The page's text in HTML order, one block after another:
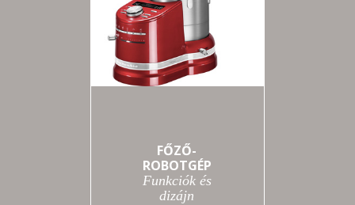
FŐZŐ-
ROBOTGÉP
Funkciók és
dizájn